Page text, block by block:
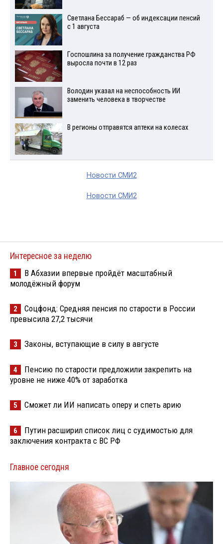
Светлана Бессараб — об индексации пенсий
с 1 августа
Госпошлина за получение гражданства РФ
выросла почти в 12 раз
Володин указал на неспособность ИИ
заменить человека в творчестве
В регионы отправятся аптеки на колесах
Новости СМИ2
Новости СМИ2
Интересное за неделю
1
В Абхазии впервые пройдёт масштабный
молодёжный форум
2
Соцфонд: Средняя пенсия по старости в России
превысила 27,2 тысячи
3 Законы, вступающие в силу в августе
4
Пенсию по старости предложили закрепить на
уровне не ниже 40% от заработка
5 Сможет ли ИИ написать оперу и спеть арию
6
Путин расширил список лиц с судимостью для
заключения контракта с ВС РФ
Главное сегодня